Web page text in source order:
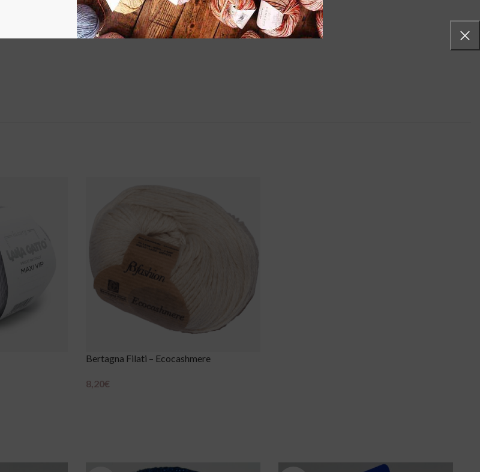
Bertagna Filati – Ecocashmere
8,20€